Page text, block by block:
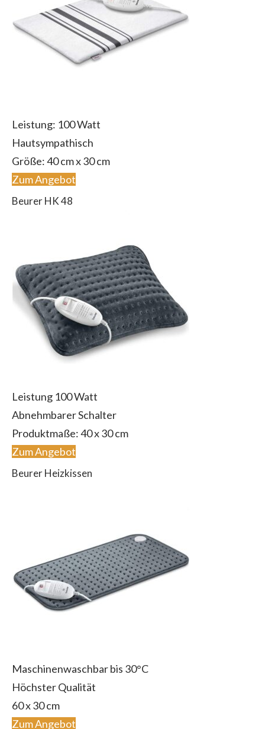
Leistung: 100 Watt
Hautsympathisch
Größe: 40 cm x 30 cm
Zum Angebot
Beurer HK 48
Leistung 100 Watt
Abnehmbarer Schalter
Produktmaße: 40 x 30 cm
Zum Angebot
Beurer Heizkissen
Maschinenwaschbar bis 30°C
Höchster Qualität
60 x 30 cm
Zum Angebot